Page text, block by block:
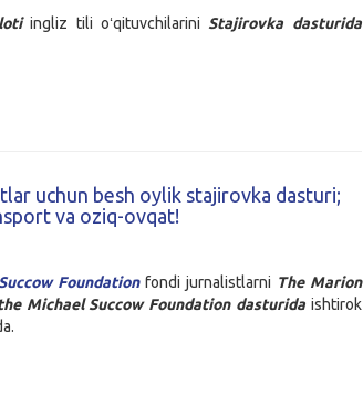
ingliz tili oʻqituvchilariniStajirovka dasturida
uchun besh oylik stajirovka dasturi;
va oziq-ovqat!
Foundationfondi jurnalistlarni The Marion
Michael Succow Foundation dasturida ishtirok